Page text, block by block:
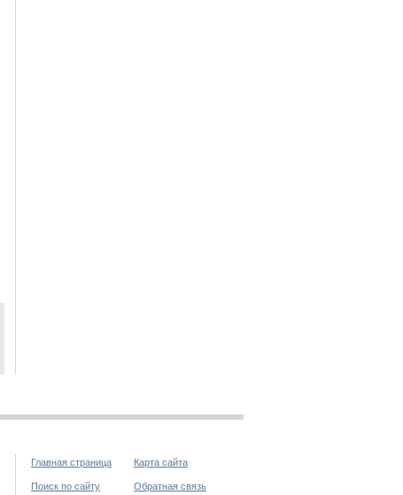
Главная страница Карта сайта
Поиск по сайту Обратная связь